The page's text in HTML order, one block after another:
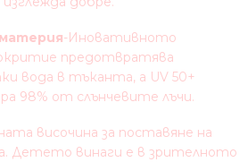
-Иновативното
предотвратява
вода в тъканта, а UV 50+
98% от слънчевите лъчи.
височина за поставяне на
Детето винаги е в зрителното